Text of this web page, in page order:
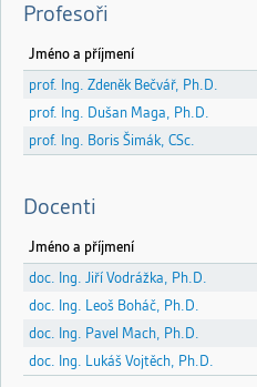
Profesoři
Jméno a příjmení
prof. Ing. Zdeněk Bečvář, Ph.D.
prof. Ing. Dušan Maga, Ph.D.
prof. Ing. Boris Šimák, CSc.
Docenti
Jméno a příjmení
doc. Ing. Jiří Vodrážka, Ph.D.
doc. Ing. Leoš Boháč, Ph.D.
doc. Ing. Pavel Mach, Ph.D.
doc. Ing. Lukáš Vojtěch, Ph.D.